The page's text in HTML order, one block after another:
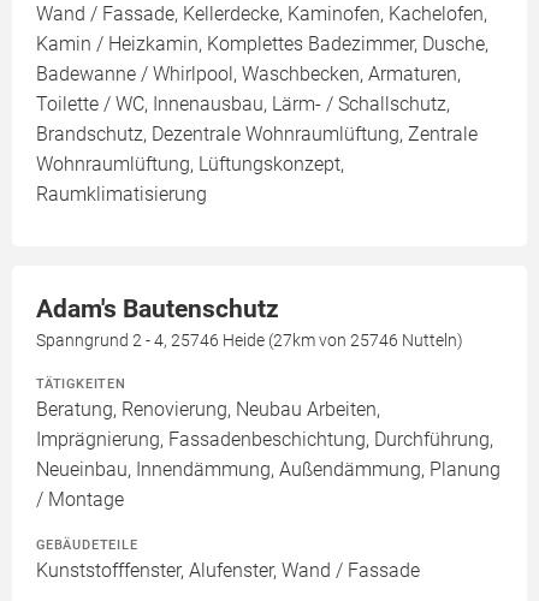
Wand / Fassade, Kellerdecke, Kaminofen, Kachelofen,
Kamin / Heizkamin, Komplettes Badezimmer, Dusche,
Badewanne / Whirlpool, Waschbecken, Armaturen,
Toilette / WC, Innenausbau, Lärm- / Schallschutz,
Brandschutz, Dezentrale Wohnraumlüftung, Zentrale
Wohnraumlüftung, Lüftungskonzept,
Raumklimatisierung
Adam's Bautenschutz
Spanngrund 2 - 4, 25746 Heide (27km von 25746 Nutteln)
TÄTIGKEITEN
Beratung, Renovierung, Neubau Arbeiten,
Imprägnierung, Fassadenbeschichtung, Durchführung,
Neueinbau, Innendämmung, Außendämmung, Planung
/ Montage
GEBÄUDETEILE
Kunststofffenster, Alufenster, Wand / Fassade